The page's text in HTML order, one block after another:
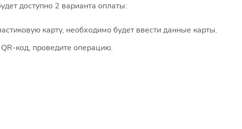
доступно 2 варианта оплаты:
карту, необходимо будет ввести данные карты.
код, проведите операцию.